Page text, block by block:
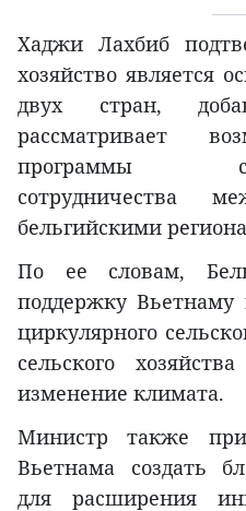
Хаджи Лахбиб
хозяйство является
двух стран,
рассматривает
программы
сотрудничества
бельгийскими
По ее словам,
поддержку Вьетнаму
циркулярного
сельского
изменение климата.
Министр также
Вьетнама создать
для расширения